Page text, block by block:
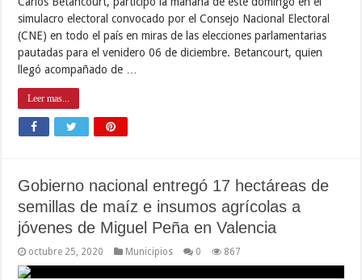
simulacro electoral convocado por el Consejo Nacional Electoral
(CNE) en todo el país en miras de las elecciones parlamentarias
pautadas para el venidero 06 de diciembre. Betancourt, quien
llegó acompañado de …
Leer mas...
Gobierno nacional entregó 17 hectáreas de
semillas de maíz e insumos agrícolas a
jóvenes de Miguel Peña en Valencia
octubre 25, 2020 Municipios 0 867